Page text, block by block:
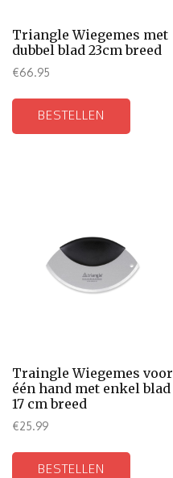
Triangle Wiegemes met
dubbel blad 23cm breed
€66.95
BESTELLEN
Traingle Wiegemes voor
één hand met enkel blad
17 cm breed
€25.99
BESTELLEN